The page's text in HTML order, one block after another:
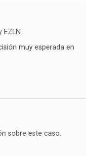
EZLN
muy esperada en
sobre este caso.